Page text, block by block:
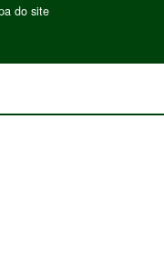
do site